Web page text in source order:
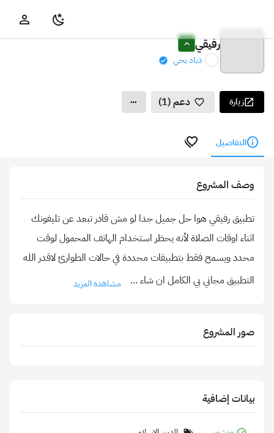
رفيقي
ذياد يحي
زيارة دعم (1)
التفاصيل
وصف المشروع
تطبيق رفيقي هوا حل جميل جدا لو مش قادر تبعد عن تليفونك
اثناء اوقات الصلاة لأنه يحظر استخدام الهاتف المحمول لوقت
محدد ويسمح فقط بتطبيقات محددة في حالات الطوارئ لاقدر الله
التطبيق مجاني بي الكامل ان شاء ... مشاهدة المزيد
صور المشروع
بيانات إضافية